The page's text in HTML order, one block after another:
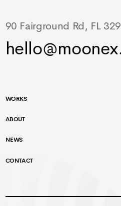
90 Fairground Rd, FL
WORKS
ABOUT
NEWS
CONTACT